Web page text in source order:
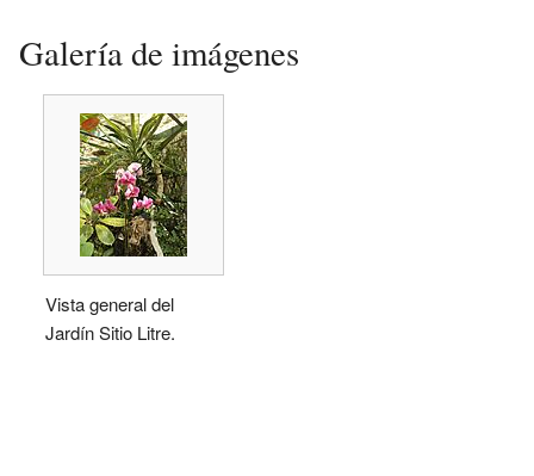
Galería de imágenes
Vista general del
Jardín Sitio Litre.